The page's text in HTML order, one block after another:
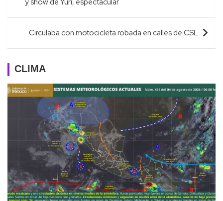
entradas
y show de Yuri, espectacular
Circulaba con motocicleta robada en calles de CSL
CLIMA